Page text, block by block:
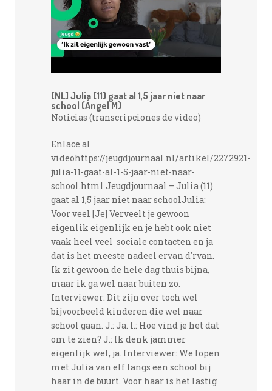
[NL] Julia (11) gaat al 1,5 jaar niet naar
school (Ángel M)
Noticias (transcripciones de video)
Enlace al
videohttps://jeugdjournaal.nl/artikel/2272921-
julia-11-gaat-al-1-5-jaar-niet-naar-
school.html Jeugdjournaal – Julia (11)
gaat al 1,5 jaar niet naar schoolJulia:
Voor veel [Je] Verveelt je gewoon
eigenlik eigenlijk en je hebt ook niet
vaak heel veel sociale contacten en ja
dat is het meeste nadeel ervan d'rvan.
Ik zit gewoon de hele dag thuis bijna,
maar ik ga wel naar buiten zo.
Interviewer: Dit zijn over toch wel
bijvoorbeeld kinderen die wel naar
school gaan. J.: Ja. I.: Hoe vind je het dat
om te zien? J.: Ik denk jammer
eigenlijk wel, ja. Interviewer: We lopen
met Julia van elf langs een school bij
haar in de buurt. Voor haar is het lastig